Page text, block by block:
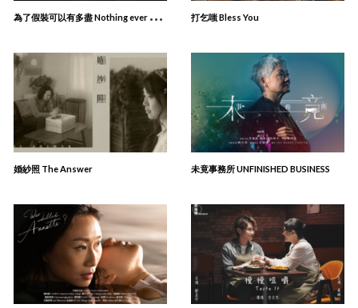
為
了假裝可以有多盡 Nothing ever happen 打乞嗤 Bless You
婚紗照 The Answer 未竟事務所 UNFINISHED BUSINESS